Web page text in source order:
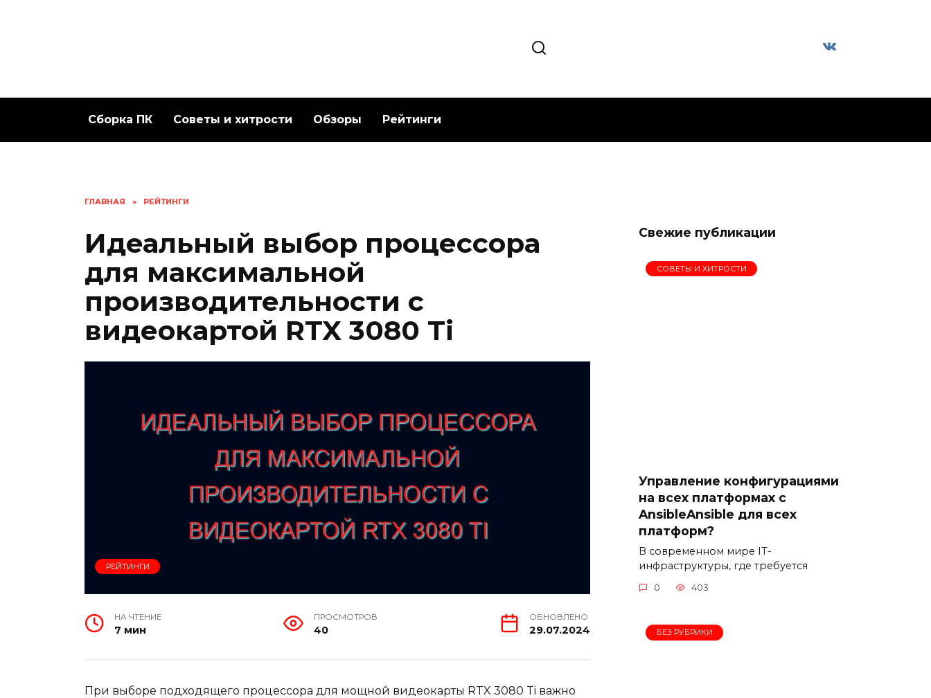
Сборка ПК Советы и хитрости Обзоры Рейтинги
ГЛАВНАЯ » РЕЙТИНГИ
Идеальный выбор процессора
для максимальной
производительности с
видеокартой RTX 3080 Ti
РЕЙТИНГИ
НА ЧТЕНИЕ
7 мин
ПРОСМОТРОВ
40
ОБНОВЛЕНО
29.07.2024
При выборе подходящего процессора для мощной видеокарты RTX 3080 Ti важно
Свежие публикации
СОВЕТЫ И ХИТРОСТИ
Управление конфигурациями
на всех платформах с
AnsibleAnsible для всех
платформ?
В современном мире IT-
инфраструктуры, где требуется
0 403
БЕЗ РУБРИКИ